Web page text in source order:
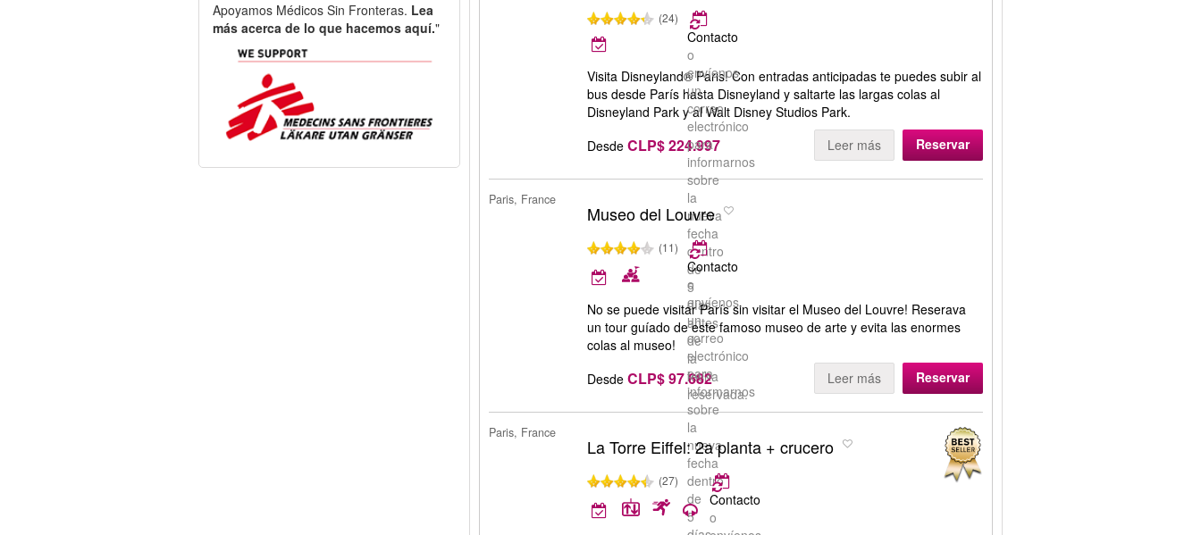
Apoyamos Médicos Sin Fronteras. Lea
más acerca de lo que hacemos aquí."
(24)
Contacto
o
envíenos
un
correo
electrónico
para
informarnos
sobre
la
nueva
fecha
dentro
de
5
días
antes
de
la
fecha
reservada.
Visita Disneyland® Paris! Con entradas anticipadas te puedes subir al
bus desde París hasta Disneyland y saltarte las largas colas al
Disneyland Park y al Walt Disney Studios Park.
Desde CLP$ 224.997 Leer más Reservar
Paris, France
Museo del Louvre
(11)
Contacto
o
envíenos
un
correo
electrónico
para
informarnos
sobre
la
nueva
fecha
dentro
de
5
No se puede visitar París sin visitar el Museo del Louvre! Reserava
un tour guíado de este famoso museo de arte y evita las enormes
colas al museo!
Desde CLP$ 97.682 Leer más Reservar
Paris, France
La Torre Eiffel: 2a planta + crucero
(27)
Contacto
o